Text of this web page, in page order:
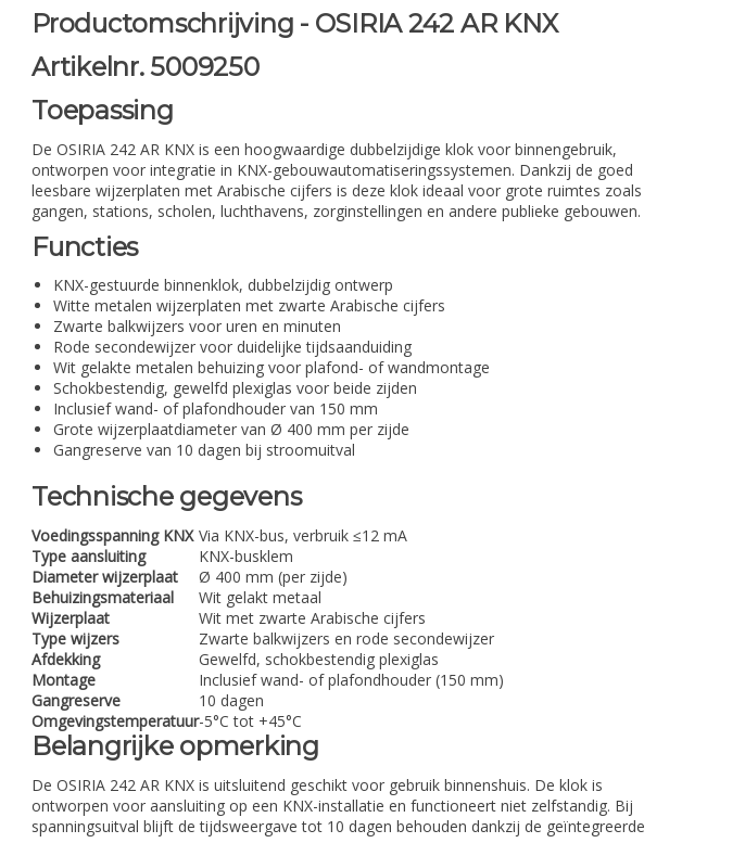
Productomschrijving - OSIRIA 242 AR KNX
Artikelnr. 5009250
Toepassing
De OSIRIA 242 AR KNX is een hoogwaardige dubbelzijdige klok voor binnengebruik,
ontworpen voor integratie in KNX-gebouwautomatiseringssystemen. Dankzij de goed
leesbare wijzerplaten met Arabische cijfers is deze klok ideaal voor grote ruimtes zoals
gangen, stations, scholen, luchthavens, zorginstellingen en andere publieke gebouwen.
Functies
KNX-gestuurde binnenklok, dubbelzijdig ontwerp
Witte metalen wijzerplaten met zwarte Arabische cijfers
Zwarte balkwijzers voor uren en minuten
Rode secondewijzer voor duidelijke tijdsaanduiding
Wit gelakte metalen behuizing voor plafond- of wandmontage
Schokbestendig, gewelfd plexiglas voor beide zijden
Inclusief wand- of plafondhouder van 150 mm
Grote wijzerplaatdiameter van Ø 400 mm per zijde
Gangreserve van 10 dagen bij stroomuitval
Technische gegevens
Voedingsspanning KNX Via KNX-bus, verbruik ≤12 mA
Type aansluiting
KNX-busklem
Diameter wijzerplaat
Ø 400 mm (per zijde)
Behuizingsmateriaal
Wit gelakt metaal
Wijzerplaat
Wit met zwarte Arabische cijfers
Type wijzers
Zwarte balkwijzers en rode secondewijzer
Afdekking
Gewelfd, schokbestendig plexiglas
Montage
Inclusief wand- of plafondhouder (150 mm)
Gangreserve
10 dagen
Omgevingstemperatuur-5°C tot +45°C
Belangrijke opmerking
De OSIRIA 242 AR KNX is uitsluitend geschikt voor gebruik binnenshuis. De klok is
ontworpen voor aansluiting op een KNX-installatie en functioneert niet zelfstandig. Bij
spanningsuitval blijft de tijdsweergave tot 10 dagen behouden dankzij de geïntegreerde